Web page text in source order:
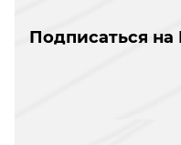
Подписаться на